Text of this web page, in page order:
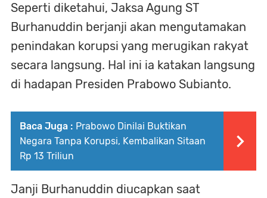
Seperti diketahui, Jaksa Agung ST
Burhanuddin berjanji akan mengutamakan
penindakan korupsi yang merugikan rakyat
secara langsung. Hal ini ia katakan langsung
di hadapan Presiden Prabowo Subianto.
Baca Juga : Prabowo Dinilai Buktikan
Negara Tanpa Korupsi, Kembalikan Sitaan
Rp 13 Triliun
Janji Burhanuddin diucapkan saat